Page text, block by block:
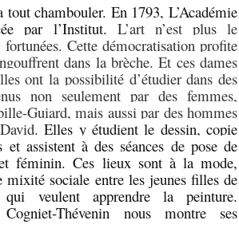
chambouler. En 1793, L’Académie
par l’Institut. L’art n’est plus le
Cette démocratisation profite
dans la brèche. Et ces dames
ont la possibilité d’étudier dans des
non seulement par des femmes,
Guiard, mais aussi par des hommes
Elles y étudient le dessin, copie
et assistent à des séances de pose de
et féminin.Ces lieux sont à la mode,
mixité sociale entre les jeunes filles de
veulent apprendre la peinture.
Cogniet-Thévenin nous montre ses